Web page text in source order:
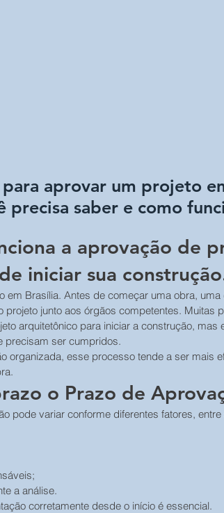
aprovar um projeto
precisa saber e como
a aprovação de
iniciar sua
em Brasília. Antes de começar uma obra, uma
projeto junto aos órgãos competentes. Muitas
arquitetônico para iniciar a construção, mas
precisam ser cumpridos.
organizada, esse processo tende a ser mais
o Prazo de
pode variar conforme diferentes fatores, entre
a análise.
corretamente desde o início é essencial.